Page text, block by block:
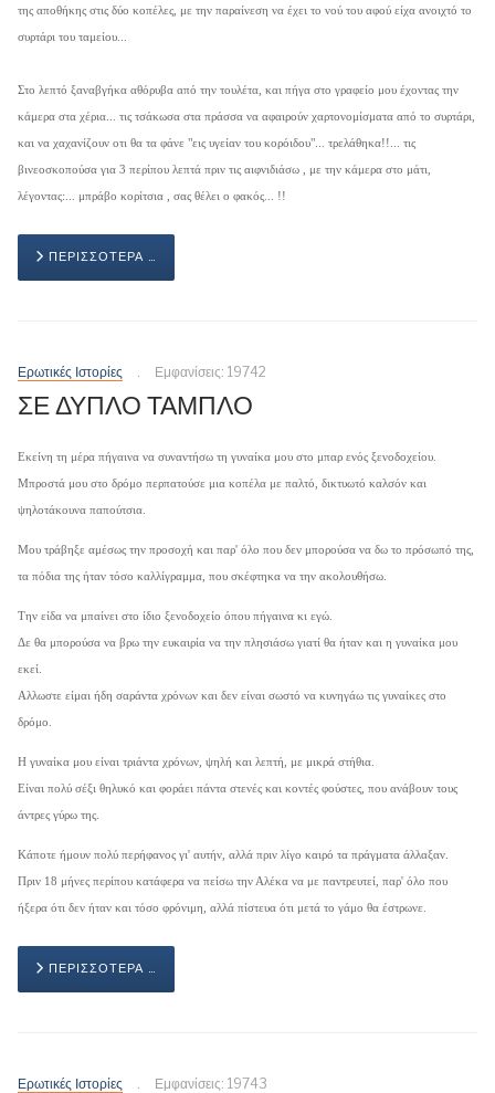
της αποθήκης στις δύο κοπέλες, με την παραίνεση να έχει το νού του αφού είχα ανοιχτό το
συρτάρι του ταμείου...
Στο λεπτό ξαναβγήκα αθόρυβα από την τουλέτα, και πήγα στο γραφείο μου έχοντας την
κάμερα στα χέρια... τις τσάκωσα στα πράσσα να αφαιρούν χαρτονομίσματα από το συρτάρι,
και να χαχανίζουν οτι θα τα φάνε "εις υγείαν του κορόιδου"... τρελάθηκα!!... τις
βινεοσκοπούσα για 3 περίπου λεπτά πριν τις αιφνιδιάσω , με την κάμερα στο μάτι,
λέγοντας:... μπράβο κορίτσια , σας θέλει ο φακός... !!
ΠΕΡΙΣΣΌΤΕΡΑ …
Ερωτικές Ιστορίες Εμφανίσεις: 19742
ΣΕ ΔΥΠΛΟ ΤΑΜΠΛΟ
Εκείνη τη μέρα πήγαινα να συναντήσω τη γυναίκα μου στο μπαρ ενός ξενοδοχείου.
Μπροστά μου στο δρόμο περπατούσε μια κοπέλα με παλτό, δικτυωτό καλσόν και
ψηλοτάκουνα παπούτσια.
Μου τράβηξε αμέσως την προσοχή και παρ' όλο που δεν μπορούσα να δω το πρόσωπό της,
τα πόδια της ήταν τόσο καλλίγραμμα, που σκέφτηκα να την ακολουθήσω.
Την είδα να μπαίνει στο ίδιο ξενοδοχείο όπου πήγαινα κι εγώ.
Δε θα μπορούσα να βρω την ευκαιρία να την πλησιάσω γιατί θα ήταν και η γυναίκα μου
εκεί.
Αλλωστε είμαι ήδη σαράντα χρόνων και δεν είναι σωστό να κυνηγάω τις γυναίκες στο
δρόμο.
Η γυναίκα μου είναι τριάντα χρόνων, ψηλή και λεπτή, με μικρά στήθια.
Είναι πολύ σέξι θηλυκό και φοράει πάντα στενές και κοντές φούστες, που ανάβουν τους
άντρες γύρω της.
Κάποτε ήμουν πολύ περήφανος γι' αυτήν, αλλά πριν λίγο καιρό τα πράγματα άλλαξαν.
Πριν 18 μήνες περίπου κατάφερα να πείσω την Αλέκα να με παντρευτεί, παρ' όλο που
ήξερα ότι δεν ήταν και τόσο φρόνιμη, αλλά πίστευα ότι μετά το γάμο θα έστρωνε.
ΠΕΡΙΣΣΌΤΕΡΑ …
Ερωτικές Ιστορίες Εμφανίσεις: 19743